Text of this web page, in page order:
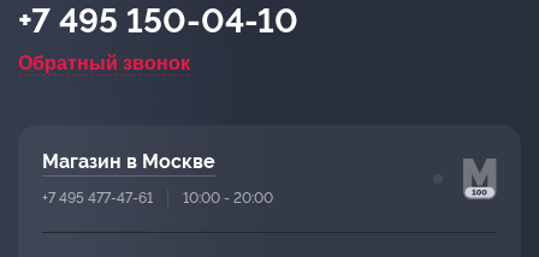
+7 495 150-04-10
Обратный звонок
Магазин в Москве
+7 495 477-47-61 10:00 - 20:00